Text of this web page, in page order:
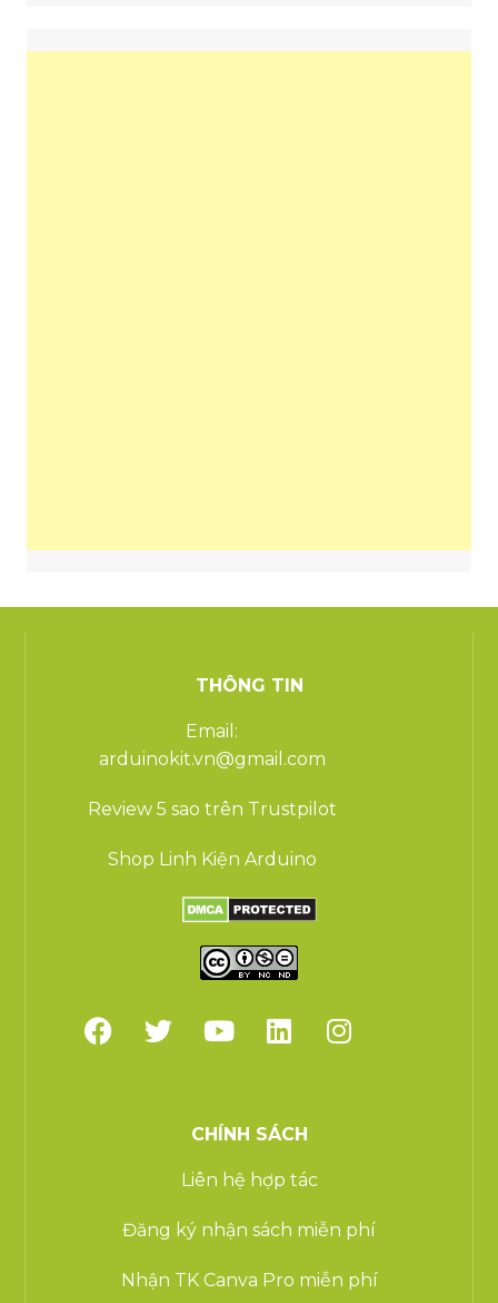
THÔNG TIN
Email:
arduinokit.vn@gmail.com
Review 5 sao trên Trustpilot
Shop Linh Kiện Arduino
CHÍNH SÁCH
Liên hệ hợp tác
Đăng ký nhận sách miễn phí
Nhận TK Canva Pro miễn phí